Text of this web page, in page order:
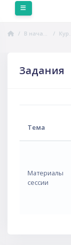
Перейти к основному
В начало
Задания
Тема
Материалы
сессии